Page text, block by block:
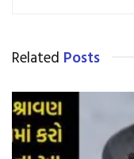
Related Posts